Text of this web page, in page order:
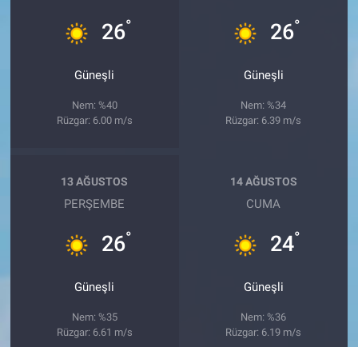
26°
Güneşli
Nem: %40
Rüzgar: 6.00 m/s
26°
Güneşli
Nem: %34
Rüzgar: 6.39 m/s
13 AĞUSTOS
PERŞEMBE
26°
Güneşli
Nem: %35
Rüzgar: 6.61 m/s
14 AĞUSTOS
CUMA
24°
Güneşli
Nem: %36
Rüzgar: 6.19 m/s